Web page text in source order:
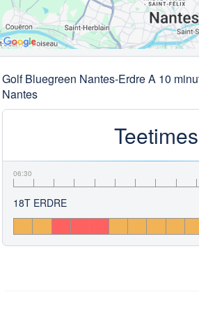
Golf Bluegreen Nantes-Erdre A 10
Nantes
Teetimes
06:30
18T ERDRE